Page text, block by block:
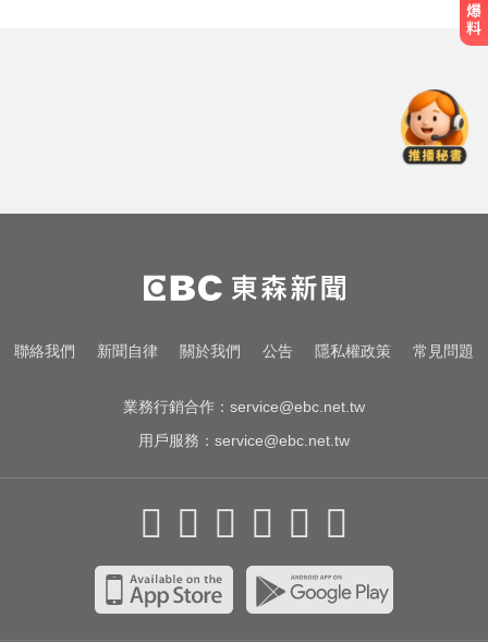
家長曝「小S私下為人」徹底改觀
網友洗版認證
奧運、世界盃「性招待裁判」 南韓
聯絡我們 新聞自律 關於我們 公告 隱私權政策 常見問題
業務行銷合作： service@ebc.net.tw
用戶服務： service@ebc.net.tw